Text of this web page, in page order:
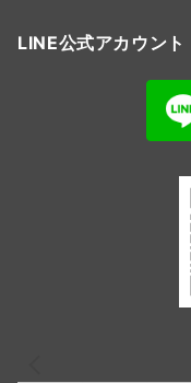
LINE公式アカウント